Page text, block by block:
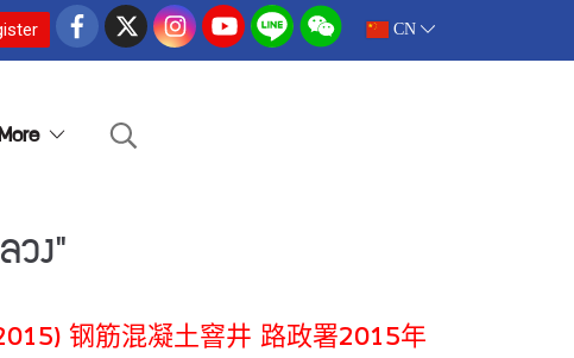
CN
More
วง"
2015) 钢筋混凝土窨井 路政署2015年